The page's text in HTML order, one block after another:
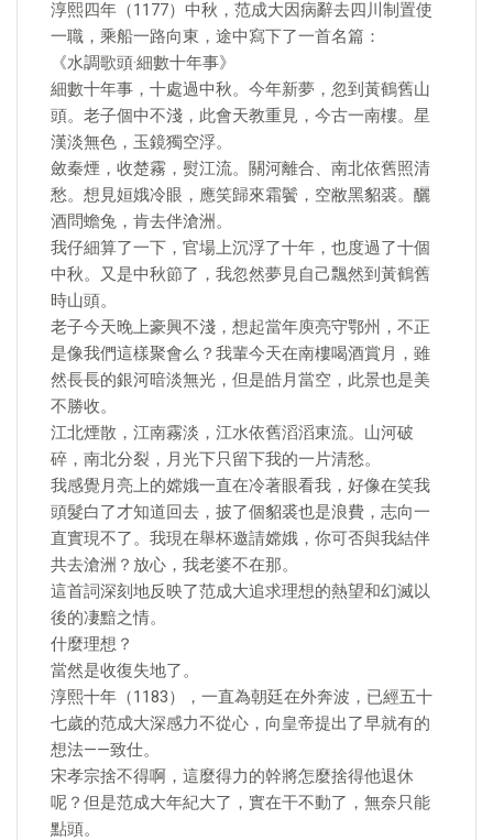
淳熙四年（1177）中秋，范成大因病辭去四川制置使
一職，乘船一路向東，途中寫下了一首名篇：
《水調歌頭·細數十年事》
細數十年事，十處過中秋。今年新夢，忽到黃鶴舊山
頭。老子個中不淺，此會天教重見，今古一南樓。星
漢淡無色，玉鏡獨空浮。
斂秦煙，收楚霧，熨江流。關河離合、南北依舊照清
愁。想見姮娥冷眼，應笑歸來霜鬢，空敝黑貂裘。釃
酒問蟾兔，肯去伴滄洲。
我仔細算了一下，官場上沉浮了十年，也度過了十個
中秋。又是中秋節了，我忽然夢見自己飄然到黃鶴舊
時山頭。
老子今天晚上豪興不淺，想起當年庾亮守鄂州，不正
是像我們這樣聚會么？我輩今天在南樓喝酒賞月，雖
然長長的銀河暗淡無光，但是皓月當空，此景也是美
不勝收。
江北煙散，江南霧淡，江水依舊滔滔東流。山河破
碎，南北分裂，月光下只留下我的一片清愁。
我感覺月亮上的嫦娥一直在冷著眼看我，好像在笑我
頭髮白了才知道回去，披了個貂裘也是浪費，志向一
直實現不了。我現在舉杯邀請嫦娥，你可否與我結伴
共去滄洲？放心，我老婆不在那。
這首詞深刻地反映了范成大追求理想的熱望和幻滅以
後的凄黯之情。
什麼理想？
當然是收復失地了。
淳熙十年（1183），一直為朝廷在外奔波，已經五十
七歲的范成大深感力不從心，向皇帝提出了早就有的
想法——致仕。
宋孝宗捨不得啊，這麼得力的幹將怎麼捨得他退休
呢？但是范成大年紀大了，實在干不動了，無奈只能
點頭。